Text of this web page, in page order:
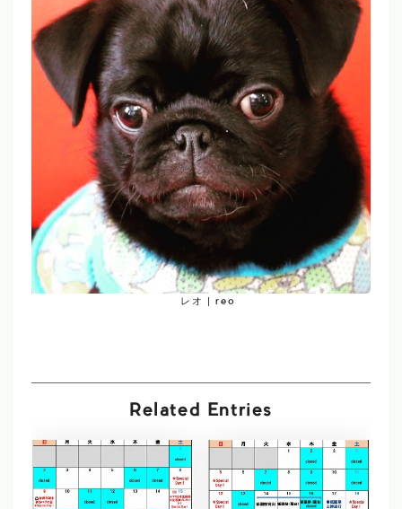
レオ | reo
Related Entries